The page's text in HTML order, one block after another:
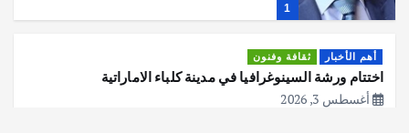
1
أهم الأخبار ثقافة وفنون
اختتام ورشة السينوغرافيا في مدينة كلباء الاماراتية
أغسطس 3, 2026